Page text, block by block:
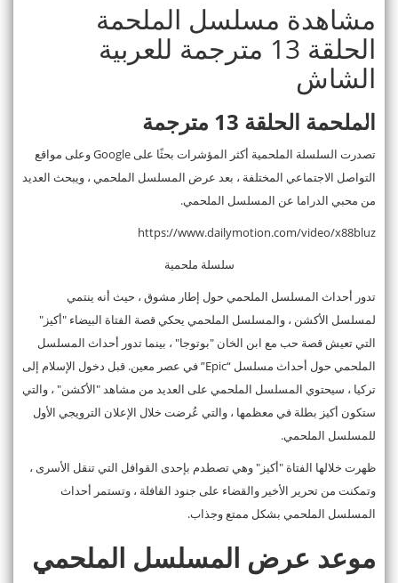
مشاهدة مسلسل الملحمة
الحلقة 13 مترجمة للعربية
الشاش
الملحمة الحلقة 13 مترجمة
تصدرت السلسلة الملحمية أكثر المؤشرات بحثًا على Google وعلى مواقع
التواصل الاجتماعي المختلفة ، بعد عرض المسلسل الملحمي ، ويبحث العديد
من محبي الدراما عن المسلسل الملحمي.
https://www.dailymotion.com/video/x88bluz
سلسلة ملحمية
تدور أحداث المسلسل الملحمي حول إطار مشوق ، حيث أنه ينتمي
لمسلسل الأكشن ، والمسلسل الملحمي يحكي قصة الفتاة البيضاء "أكيز"
التي تعيش قصة حب مع ابن الخان "بوتوجا" ، بينما تدور أحداث المسلسل
الملحمي حول أحداث مسلسل “Epic” في عصر معين. قبل دخول الإسلام إلى
تركيا ، سيحتوي المسلسل الملحمي على العديد من مشاهد "الأكشن" ، والتي
ستكون أكيز بطلة في معظمها ، والتي عُرضت خلال الإعلان الترويجي الأول
للمسلسل الملحمي.
ظهرت خلالها الفتاة "أكيز" وهي تصطدم بإحدى القوافل التي تنقل الأسرى ،
وتمكنت من تحرير الأخير والقضاء على جنود القافلة ، وتستمر أحداث
المسلسل الملحمي بشكل ممتع وجذاب.
موعد عرض المسلسل الملحمي